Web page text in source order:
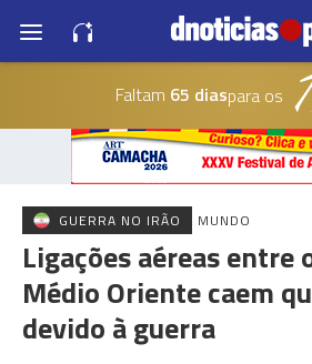
Faltam 65 diaspara os
GUERRA NO IRÃO MUNDO
Ligações aéreas entre
Médio Oriente caem
devido à guerra